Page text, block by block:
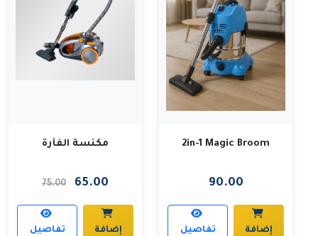
مكنسة الفأرة
75.00 65.00
تفاصيل إضافة
2in-1 Magic Broom
90.00
تفاصيل إضافة